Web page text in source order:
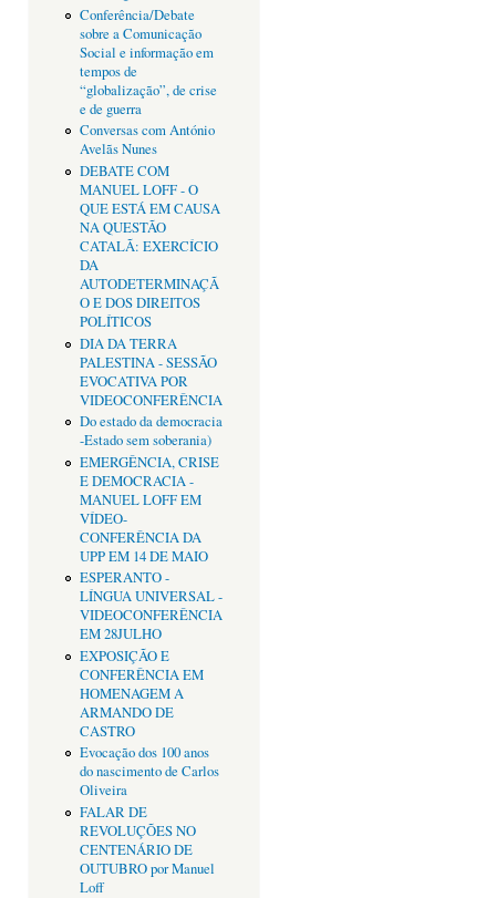
Conferência/Debate
sobre a Comunicação
Social e informação em
tempos de
“globalização”, de crise
e de guerra
Conversas com António
Avelãs Nunes
DEBATE COM
MANUEL LOFF - O
QUE ESTÁ EM CAUSA
NA QUESTÃO
CATALÃ: EXERCÍCIO
DA
AUTODETERMINAÇÃ
O E DOS DIREITOS
POLÍTICOS
DIA DA TERRA
PALESTINA - SESSÃO
EVOCATIVA POR
VIDEOCONFERÊNCIA
Do estado da democracia
-Estado sem soberania)
EMERGÊNCIA, CRISE
E DEMOCRACIA -
MANUEL LOFF EM
VÍDEO-
CONFERÊNCIA DA
UPP EM 14 DE MAIO
ESPERANTO -
LÍNGUA UNIVERSAL -
VIDEOCONFERÊNCIA
EM 28JULHO
EXPOSIÇÃO E
CONFERÊNCIA EM
HOMENAGEM A
ARMANDO DE
CASTRO
Evocação dos 100 anos
do nascimento de Carlos
Oliveira
FALAR DE
REVOLUÇÕES NO
CENTENÁRIO DE
OUTUBRO por Manuel
Loff